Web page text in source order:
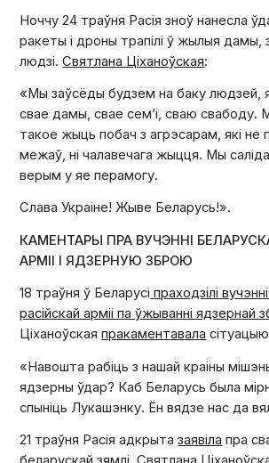
Ноччу 24 траўня Расія зноў нанесла
ракеты і дроны трапілі ў жылыя дамы,
людзі.Святлана Ціханоўская:
«Мы заўсёды будзем на баку людзей,
свае дамы, свае сем’і, сваю
такое жыць побач з агрэсарам, які не
межаў, ні чалавечага жыцця. Мы
верым у яе перамогу.
Слава Украіне! Жыве Беларусь!».
КАМЕНТАРЫ ПРА ВУЧЭННІ
АРМІІ І ЯДЗЕРНУЮ ЗБРОЮ
18 траўня ў Беларусі праходзілі
расійскай арміі па ўжыванні ядзернай
Ціханоўскаяпракаментавала
«Навошта рабіць з нашай краіны
ядзерны ўдар? Каб Беларусь была
спыніць Лукашэнку. Ён вядзе нас да
21 траўня Расія адкрытазаявіла пра